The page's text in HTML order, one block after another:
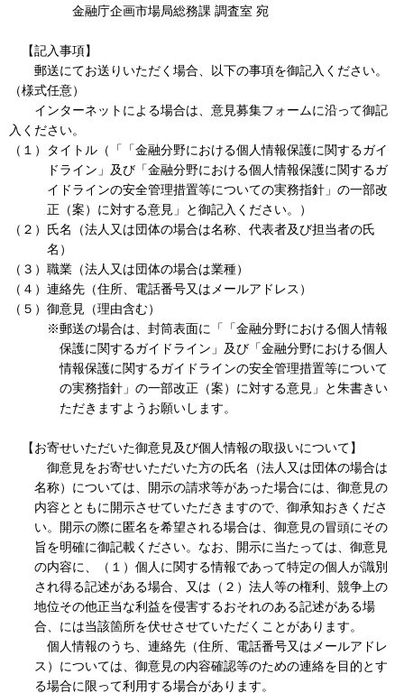
金融庁企画市場局総務課 調査室 宛
【記入事項】
郵送にてお送りいただく場合、以下の事項を御記入ください。
（様式任意）
インターネットによる場合は、意見募集フォームに沿って御記
入ください。
（１）タイトル（「「金融分野における個人情報保護に関するガイ
ドライン」及び「金融分野における個人情報保護に関するガ
イドラインの安全管理措置等についての実務指針」の一部改
正（案）に対する意見」と御記入ください。）
（２）氏名（法人又は団体の場合は名称、代表者及び担当者の氏
名）
（３）職業（法人又は団体の場合は業種）
（４）連絡先（住所、電話番号又はメールアドレス）
（５）御意見（理由含む）
※郵送の場合は、封筒表面に「「金融分野における個人情報
保護に関するガイドライン」及び「金融分野における個人
情報保護に関するガイドラインの安全管理措置等について
の実務指針」の一部改正（案）に対する意見」と朱書きい
ただきますようお願いします。
【お寄せいただいた御意見及び個人情報の取扱いについて】
御意見をお寄せいただいた方の氏名（法人又は団体の場合は
名称）については、開示の請求等があった場合には、御意見の
内容とともに開示させていただきますので、御承知おきくださ
い。開示の際に匿名を希望される場合は、御意見の冒頭にその
旨を明確に御記載ください。なお、開示に当たっては、御意見
の内容に、（１）個人に関する情報であって特定の個人が識別
され得る記述がある場合、又は（２）法人等の権利、競争上の
地位その他正当な利益を侵害するおそれのある記述がある場
合、には当該箇所を伏せさせていただくことがあります。
個人情報のうち、連絡先（住所、電話番号又はメールアドレ
ス）については、御意見の内容確認等のための連絡を目的とす
る場合に限って利用する場合があります。